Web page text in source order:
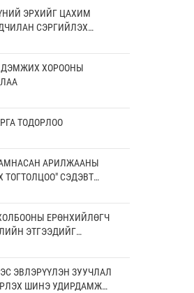
ЭРХИЙГ ЦАХИМ
СЭРГИЙЛЭХ
НЭМЭГДҮҮЛЭХ НЬ”
ДЭМЖИХ ХОРООНЫ
ТОДОРЛОО
АРИЛЖААНЫ
СЭДЭВТ
ЕРӨНХИЙЛӨГЧ
ЭТГЭЭДИЙГ
ЗӨВЛӨЛИЙН ГИШҮҮД
ХИЙЛЭЭ
ЭВЛЭРҮҮЛЭН ЗУУЧЛАЛ
ШИНЭ УДИРДАМЖ